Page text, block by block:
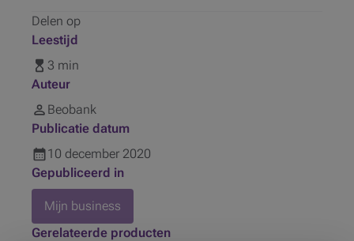
Delen op
Leestijd
3 min
Auteur
Beobank
Publicatie datum
10 december 2020
Gepubliceerd in
Mijn business
Gerelateerde producten